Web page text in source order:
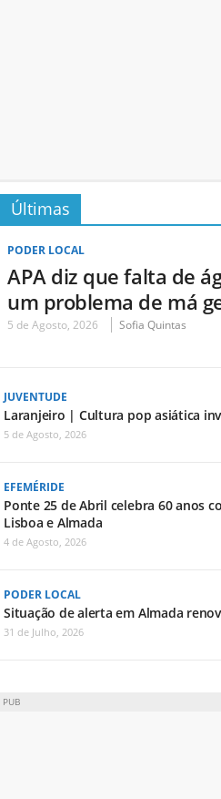
Últimas
PODER LOCAL
APA diz que falta de
um problema de má
5 de Agosto, 2026 Sofia Quintas
JUVENTUDE
Laranjeiro | Cultura pop asiática
5 de Agosto, 2026
EFEMÉRIDE
Ponte 25 de Abril celebra 60 anos
Lisboa e Almada
4 de Agosto, 2026
PODER LOCAL
Situação de alerta em Almada
31 de Julho, 2026
PUB